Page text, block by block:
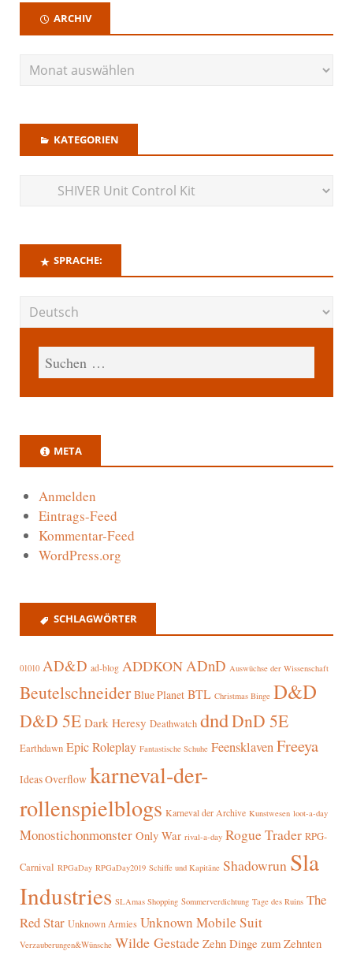
ARCHIV
KATEGORIEN
SPRACHE:
META
Anmelden
Eintrags-Feed
Kommentar-Feed
WordPress.org
SCHLAGWÖRTER
01010 AD&D ad-blog ADDKON ADnD Auswüchse der Wissenschaft
Beutelschneider Blue Planet BTL Christmas Binge D&D
D&D 5E Dark Heresy Deathwatch dndDnD 5E
Earthdawn Epic Roleplay Fantastische Schuhe FeensklavenFreeya
Ideas Overflow karneval-der-
rollenspielblogs Karneval der Archive Kunstwesen loot-a-day
Monostichonmonster Only War rival-a-day Rogue Trader RPG-
Carnival RPGaDay RPGaDay2019 Schiffe und Kapitäne Shadowrun Sla
Industries SLAmas Shopping Sommerverdichtung Tage des Ruins The
Red Star Unknown Armies Unknown Mobile Suit
Verzauberungen&Wünsche Wilde Gestade Zehn Dinge zum Zehnten